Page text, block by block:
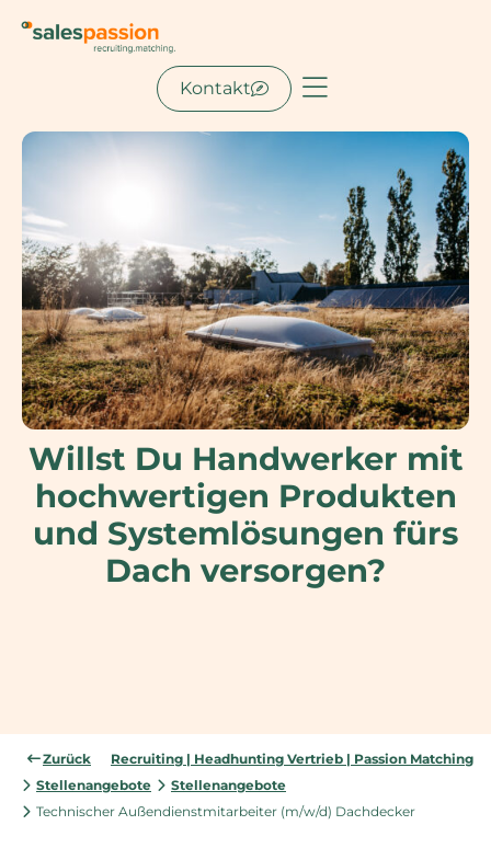
Kontakt
Willst Du Handwerker mit
hochwertigen Produkten
und Systemlösungen fürs
Dach versorgen?
Zurück
Recruiting | Headhunting Vertrieb | Passion Matching
Stellenangebote
Stellenangebote
Technischer Außendienstmitarbeiter (m/w/d) Dachdecker